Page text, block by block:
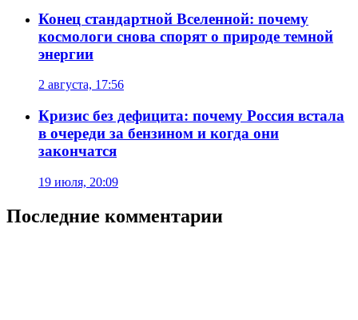
Конец стандартной Вселенной: почему
космологи снова спорят о природе темной
энергии
2 августа, 17:56
Кризис без дефицита: почему Россия встала
в очереди за бензином и когда они
закончатся
19 июля, 20:09
Последние комментарии